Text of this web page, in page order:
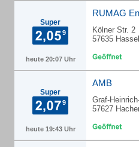
Super
heute 20:07 Uhr
RUMAG
Kölner Str. 2
57635
Super
heute 19:43 Uhr
AMB
Graf-
57627